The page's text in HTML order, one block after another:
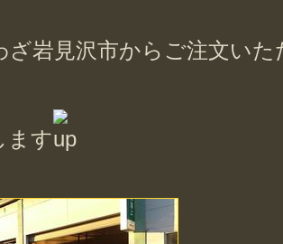
ざ岩見沢市からご注文い
ます